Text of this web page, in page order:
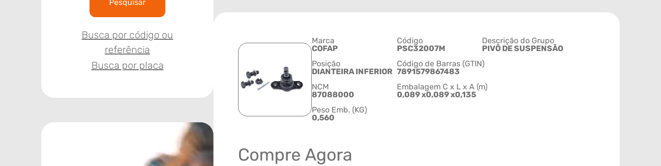
Pesquisar
Busca por código ou
referência
Busca por placa
Marca
COFAP
Código
PSC32007M
Descrição do Grupo
PIVÔ DE SUSPENSÃO
Posição
DIANTEIRA INFERIOR
Código de Barras (GTIN)
7891579867483
NCM
87088000
Embalagem C x L x A (m)
0,089 x0,089 x0,135
Peso Emb. (KG)
0,560
Compre Agora